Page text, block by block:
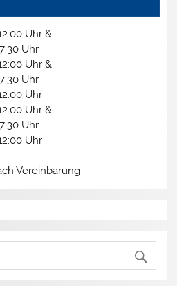
Uhr &
Uhr
Uhr &
Uhr
Uhr
Uhr &
Uhr
Uhr
Vereinbarung